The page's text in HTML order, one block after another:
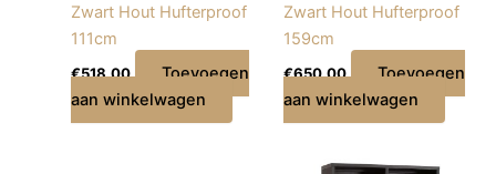
Zwart Hout Hufterproof
111cm
€518,00
Toevoegen
aan winkelwagen
Zwart Hout Hufterproof
159cm
€650,00
Toevoegen
aan winkelwagen